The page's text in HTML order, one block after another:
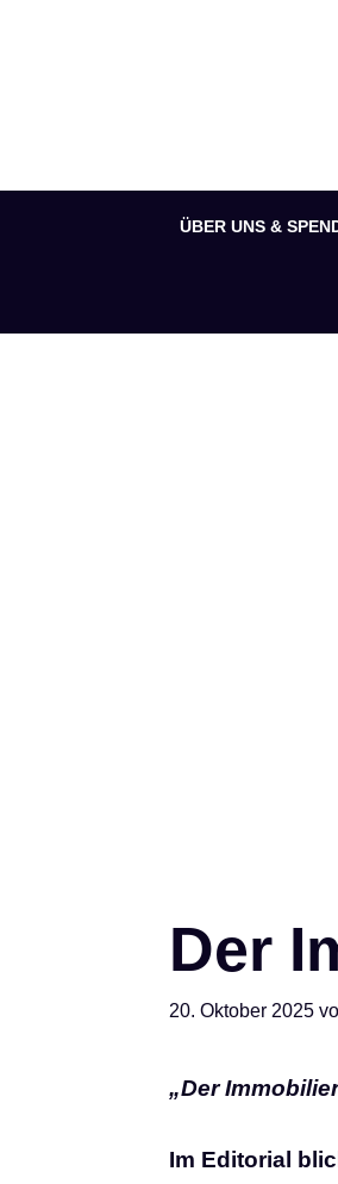
ÜBER UNS &
Der
20. Oktober 2025
„Der
Im Editorial